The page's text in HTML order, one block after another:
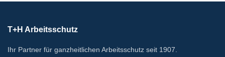
T+H Arbeitsschutz
Ihr Partner für ganzheitlichen Arbeitsschutz seit 1907.